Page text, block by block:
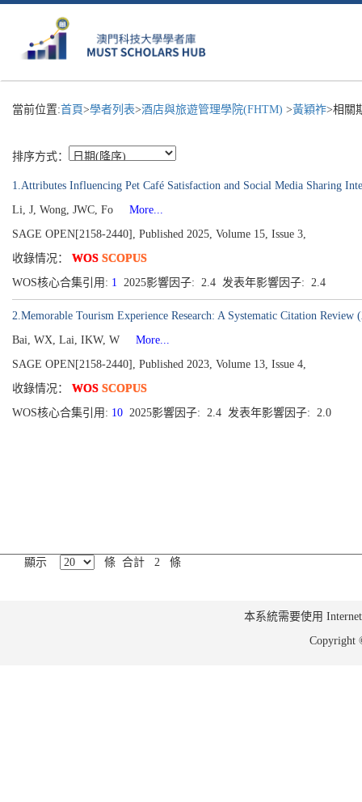
當前位置:首頁>學者列表>酒店與旅遊管理學院(FHTM) >黃穎祚>相關
排序方式：
1.Attributes Influencing Pet Café Satisfaction and Social Media Sharing
Li, J, Wong, JWC, Fo
More...
SAGE OPEN[2158-2440], Published 2025, Volume 15, Issue 3,
收錄情况： WOS SCOPUS
WOS核心合集引用: 1 2025影響因子: 2.4 发表年影響因子: 2.4
2.Memorable Tourism Experience Research: A Systematic Citation Review
Bai, WX, Lai, IKW, W
More...
SAGE OPEN[2158-2440], Published 2023, Volume 13, Issue 4,
收錄情况： WOS SCOPUS
WOS核心合集引用: 10 2025影響因子: 2.4 发表年影響因子: 2.0
顯示 條 合計 2 條
本系統需要使用
Copyright